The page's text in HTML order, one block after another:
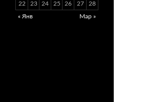
22 23 24 25 26 27 28
« Янв Мар »